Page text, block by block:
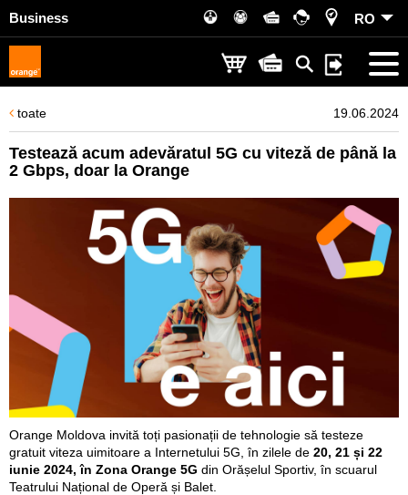
Business RO
toate 19.06.2024
Testează acum adevăratul 5G cu viteză de până la
2 Gbps, doar la Orange
Orange Moldova invită toți pasionații de tehnologie să testeze
gratuit viteza uimitoare a Internetului 5G, în zilele de 20, 21 și 22
iunie 2024, în Zona Orange 5G din Orășelul Sportiv, în scuarul
Teatrului Național de Operă și Balet.